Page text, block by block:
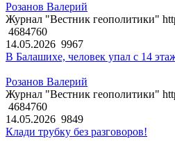
Розанов Валерий
Журнал "Вестник геополитики"
4684760
14.05.2026 9967
В Балашихе, человек упал с 14
Розанов Валерий
Журнал "Вестник геополитики"
4684760
14.05.2026 9849
Клади трубку без разговоров!